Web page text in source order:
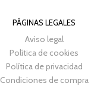
PÁGINAS LEGALES
Aviso legal
Política de cookies
Política de privacidad
Condiciones de compra